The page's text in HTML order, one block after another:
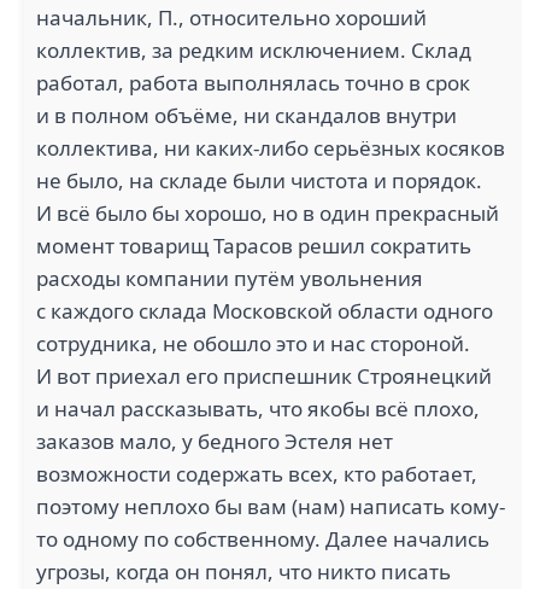
начальник, П., относительно хороший
коллектив, за редким исключением. Склад
работал, работа выполнялась точно в срок
и в полном объёме, ни скандалов внутри
коллектива, ни каких-либо серьёзных косяков
не было, на складе были чистота и порядок.
И всё было бы хорошо, но в один прекрасный
момент товарищ Тарасов решил сократить
расходы компании путём увольнения
с каждого склада Московской области одного
сотрудника, не обошло это и нас стороной.
И вот приехал его приспешник Строянецкий
и начал рассказывать, что якобы всё плохо,
заказов мало, у бедного Эстеля нет
возможности содержать всех, кто работает,
поэтому неплохо бы вам (нам) написать кому-
то одному по собственному. Далее начались
угрозы, когда он понял, что никто писать